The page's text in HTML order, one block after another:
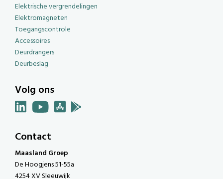
Elektrische vergrendelingen
Elektromagneten
Toegangscontrole
Accessoires
Deurdrangers
Deurbeslag
Volg ons
Contact
Maasland Groep
De Hoogjens 51-55a
4254 XV Sleeuwijk